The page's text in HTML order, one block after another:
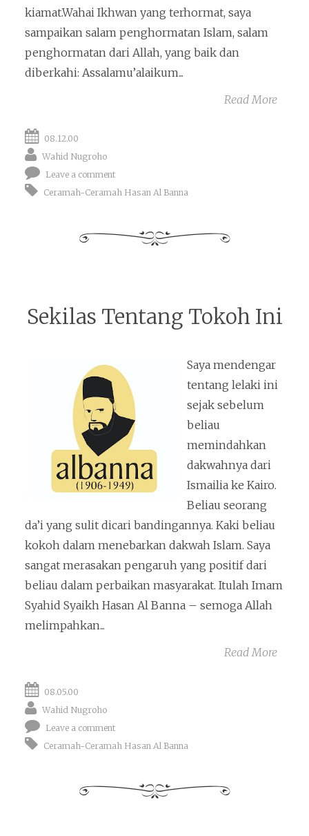
kiamat.Wahai Ikhwan yang terhormat, saya
sampaikan salam penghormatan Islam, salam
penghormatan dari Allah, yang baik dan
diberkahi: Assalamu’alaikum...
Read More
08.12.00
Wahid Nugroho
Leave a comment
Ceramah-Ceramah Hasan Al Banna
Sekilas Tentang Tokoh Ini
Saya mendengar
tentang lelaki ini
sejak sebelum
beliau
memindahkan
dakwahnya dari
Ismailia ke Kairo.
Beliau seorang
da’i yang sulit dicari bandingannya. Kaki beliau
kokoh dalam menebarkan dakwah Islam. Saya
sangat merasakan pengaruh yang positif dari
beliau dalam perbaikan masyarakat. Itulah Imam
Syahid Syaikh Hasan Al Banna – semoga Allah
melimpahkan...
Read More
08.05.00
Wahid Nugroho
Leave a comment
Ceramah-Ceramah Hasan Al Banna